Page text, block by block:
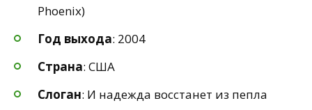
Phoenix)
Год выхода: 2004
Страна: США
Слоган: И надежда восстанет из пепла